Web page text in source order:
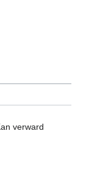
verward